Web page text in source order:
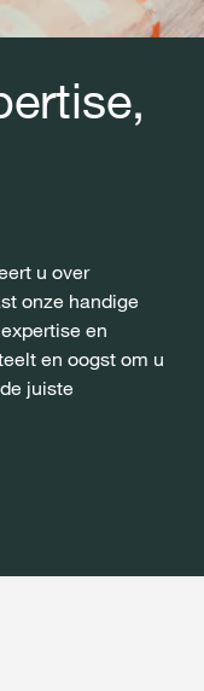
u over
onze handige
en
en oogst om u
juiste